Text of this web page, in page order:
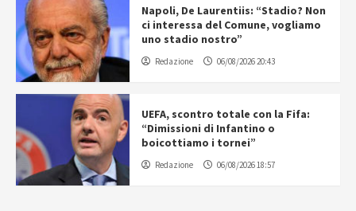
Napoli, De Laurentiis: “Stadio? Non
ci interessa del Comune, vogliamo
uno stadio nostro”
Redazione 06/08/2026 20:43
UEFA, scontro totale con la Fifa:
“Dimissioni di Infantino o
boicottiamo i tornei”
Redazione 06/08/2026 18:57